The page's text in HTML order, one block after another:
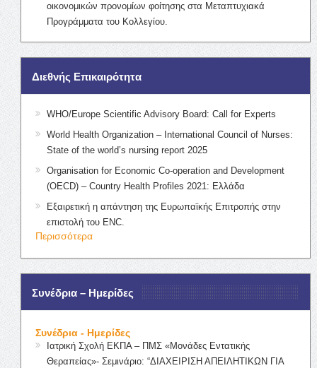
οικονομικών προνομίων φοίτησης στα Μεταπτυχιακά
Προγράμματα του Κολλεγίου.
Διεθνής Επικαιρότητα
WHO/Europe Scientific Advisory Board: Call for Experts
World Health Organization – International Council of Nurses:
State of the world’s nursing report 2025
Organisation for Economic Co-operation and Development
(OECD) – Country Health Profiles 2021: Ελλάδα
Εξαιρετική η απάντηση της Ευρωπαϊκής Επιτροπής στην
επιστολή του ENC.
Περισσότερα
Συνέδρια – Ημερίδες
Συνέδρια - Ημερίδες
Ιατρική Σχολή ΕΚΠΑ – ΠΜΣ «Μονάδες Εντατικής
Θεραπείας»- Σεμινάριο: “ΔΙΑΧΕΙΡΙΣΗ ΑΠΕΙΛΗΤΙΚΩΝ ΓΙΑ